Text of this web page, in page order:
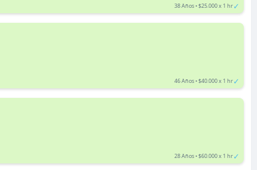
38 Años • $25.000 x 1 hr✓
46 Años • $40.000 x 1 hr✓
28 Años • $60.000 x 1 hr✓